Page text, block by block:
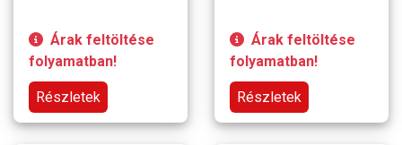
Árak feltöltése
folyamatban!
Részletek
Árak feltöltése
folyamatban!
Részletek